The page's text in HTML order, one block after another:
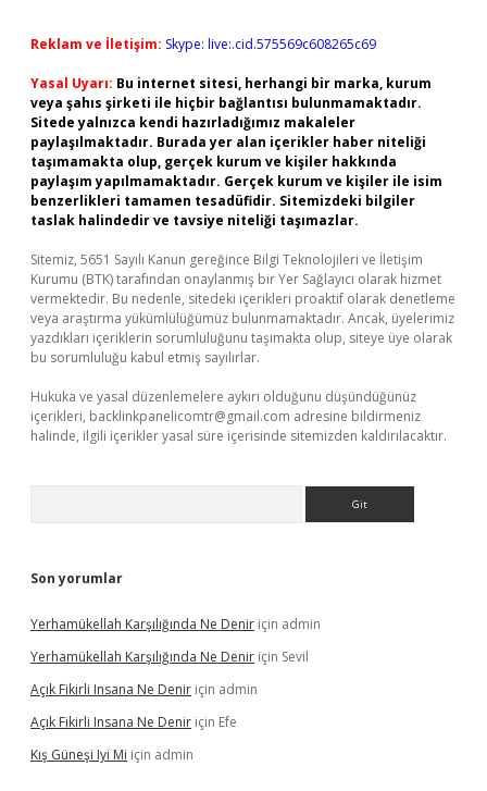
Reklam ve İletişim: Skype: live:.cid.575569c608265c69
Yasal Uyarı: Bu internet sitesi, herhangi bir marka, kurum
veya şahıs şirketi ile hiçbir bağlantısı bulunmamaktadır.
Sitede yalnızca kendi hazırladığımız makaleler
paylaşılmaktadır. Burada yer alan içerikler haber niteliği
taşımamakta olup, gerçek kurum ve kişiler hakkında
paylaşım yapılmamaktadır. Gerçek kurum ve kişiler ile isim
benzerlikleri tamamen tesadüfidir. Sitemizdeki bilgiler
taslak halindedir ve tavsiye niteliği taşımazlar.
Sitemiz, 5651 Sayılı Kanun gereğince Bilgi Teknolojileri ve İletişim
Kurumu (BTK) tarafından onaylanmış bir Yer Sağlayıcı olarak hizmet
vermektedir. Bu nedenle, sitedeki içerikleri proaktif olarak denetleme
veya araştırma yükümlülüğümüz bulunmamaktadır. Ancak, üyelerimiz
yazdıkları içeriklerin sorumluluğunu taşımakta olup, siteye üye olarak
bu sorumluluğu kabul etmiş sayılırlar.
Hukuka ve yasal düzenlemelere aykırı olduğunu düşündüğünüz
içerikleri, backlinkpanelicomtr@gmail.com adresine bildirmeniz
halinde, ilgili içerikler yasal süre içerisinde sitemizden kaldırılacaktır.
Son yorumlar
Yerhamükellah Karşılığında Ne Denir için admin
Yerhamükellah Karşılığında Ne Denir için Sevil
Açık Fikirli Insana Ne Denir için admin
Açık Fikirli Insana Ne Denir için Efe
Kış Güneşi Iyi Mi için admin